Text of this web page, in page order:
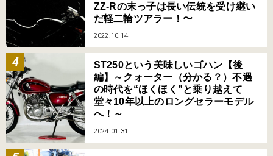
ZZ-Rの末っ子は長い伝統を受け継い
だ軽二輪ツアラー！〜
2022.10.14
ST250という美味しいゴハン【後
編】～クォーター（分かる？）不遇
の時代を“ほくほく”と乗り越えて
堂々10年以上のロングセラーモデル
へ！～
2024.01.31